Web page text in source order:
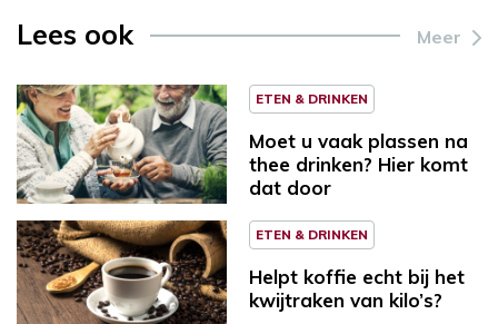
Lees ook Meer
ETEN & DRINKEN
Moet u vaak plassen na
thee drinken? Hier komt
dat door
ETEN & DRINKEN
Helpt koffie echt bij het
kwijtraken van kilo’s?